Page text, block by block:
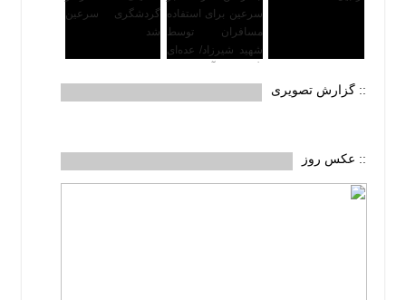
:: گزارش تصویری
:: عکس روز